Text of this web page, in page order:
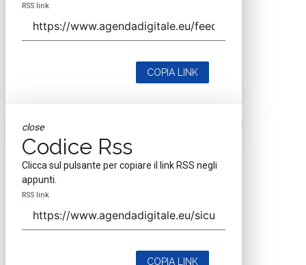
RSS link
COPIA LINK
close
Codice Rss
Clicca sul pulsante per copiare il link RSS negli
appunti.
RSS link
COPIA LINK